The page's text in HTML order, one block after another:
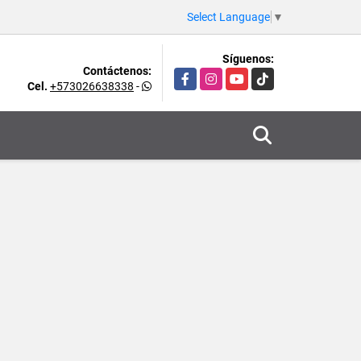
Select Language ▼
Contáctenos:
Cel. +573026638338 -
Síguenos:
FacebookInstagramYouTubeTikTok